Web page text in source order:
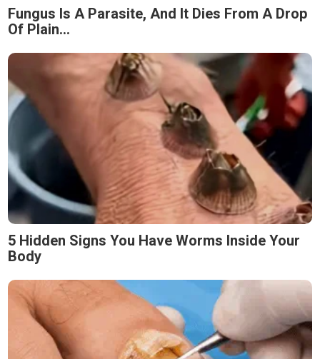
Fungus Is A Parasite, And It Dies From A Drop
Of Plain...
5 Hidden Signs You Have Worms Inside Your
Body